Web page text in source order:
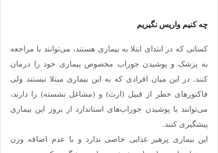
چه کنیم واریس نگیریم‌
کسانی که در ابتدای ابتلا به بیماری هستند، می‌توانند با مراجعه
به پزشک و پوشیدن جوراب مخصوص بیماری خود را درمان
کنند. در این میان افرادی که به این بیماری مبتلا نیستند ولی
فاکتورهای خطر از قبیل (ارث)‌ و (مشاغل نشسته)‌ را دارند،
می‌توانند با پوشیدن جوراب‌های استاندارد از بروز این بیماری
پیشگیری کنند.
این بیماری پرهیز غذایی خاصی ندارد و با عدم اضافه وزن